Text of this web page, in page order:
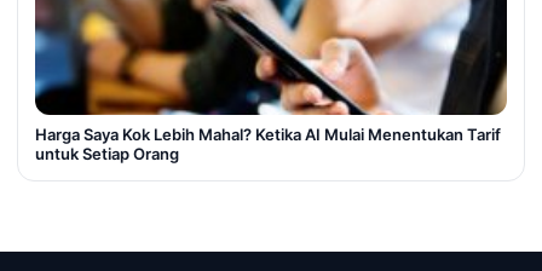
Harga Saya Kok Lebih Mahal? Ketika AI Mulai Menentukan Tarif
untuk Setiap Orang